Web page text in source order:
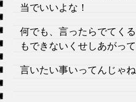
当でいいよな！
何でも、言ったらでてく
もできないくせしあがって
言いたい事いってんじゃ